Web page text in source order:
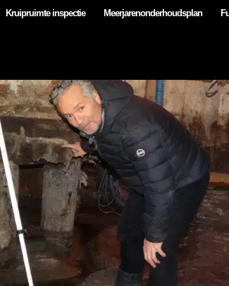
Kruipruimte inspectie Meerjarenonderhoudsplan